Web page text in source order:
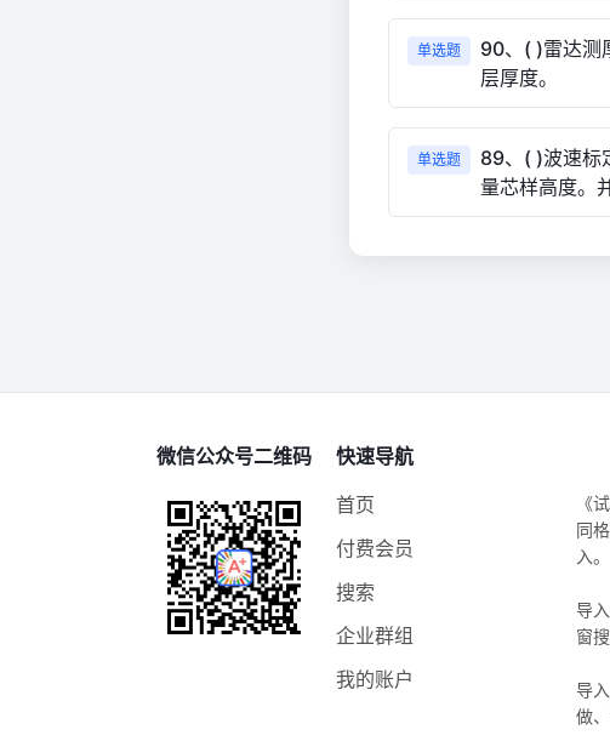
单选题
90、( )雷达测
层厚度。
单选题
89、( )波速标
量芯样高度。
微信公众号二维码
快速导航
首页
付费会员
搜索
企业群组
我的账户
《
同
入。
导
窗
导
做